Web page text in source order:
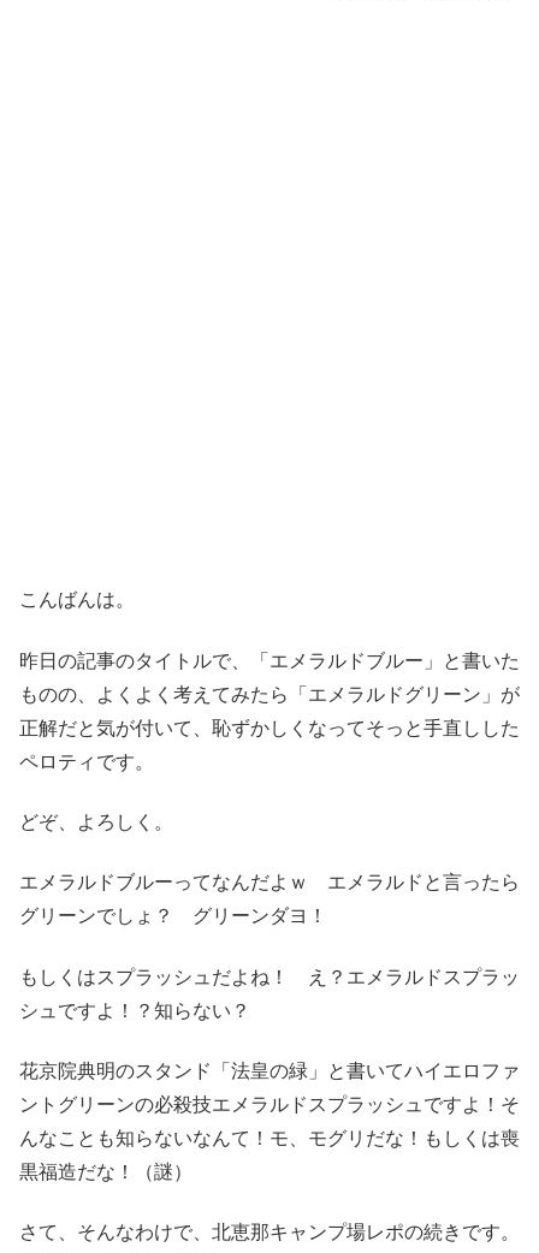
こんばんは。
昨日の記事のタイトルで、「エメラルドブルー」と書いた
ものの、よくよく考えてみたら「エメラルドグリーン」が
正解だと気が付いて、恥ずかしくなってそっと手直しした
ペロティです。
どぞ、よろしく。
エメラルドブルーってなんだよｗ エメラルドと言ったら
グリーンでしょ？ グリーンダヨ！
もしくはスプラッシュだよね！ え？エメラルドスプラッ
シュですよ！？知らない？
花京院典明のスタンド「法皇の緑」と書いてハイエロファ
ントグリーンの必殺技エメラルドスプラッシュですよ！そ
んなことも知らないなんて！モ、モグリだな！もしくは喪
黒福造だな！（謎）
さて、そんなわけで、北恵那キャンプ場レポの続きです。